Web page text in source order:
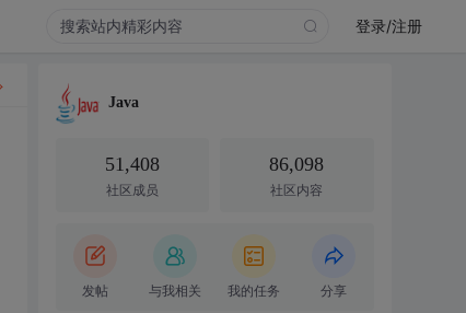
登录/注册
Java
51,408
社区成员
86,098
社区内容
发帖 与我相关 我的任务 分享